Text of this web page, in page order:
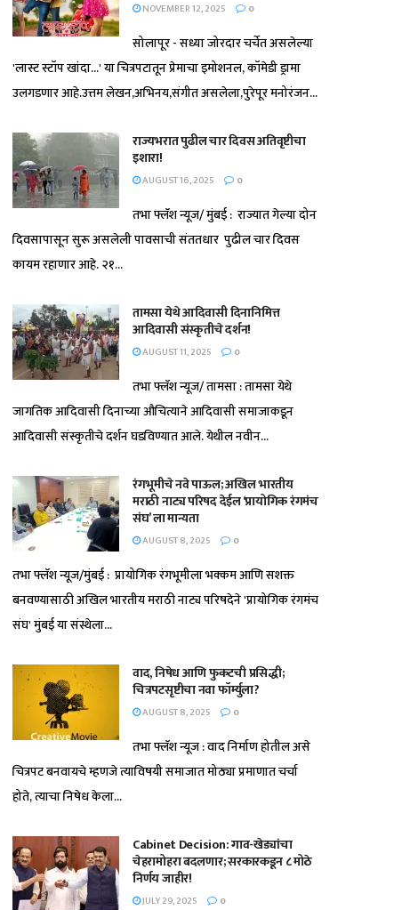
NOVEMBER 12, 2025 0
सोलापूर - सध्या जोरदार चर्चेत असलेल्या
'लास्ट स्टॉप खांदा...' या चित्रपटातून प्रेमाचा इमोशनल, कॉमेडी ड्रामा
उलगडणार आहे.उत्तम लेखन,अभिनय,संगीत असलेला,पुरेपूर मनोरंजन...
राज्यभरात पुढील चार दिवस अतिवृष्टीचा
इशारा!
AUGUST 16, 2025 0
तभा फ्लॅश न्यूज/ मुंबई : राज्यात गेल्या दोन
दिवसापासून सुरू असलेली पावसाची संततधार पुढील चार दिवस
कायम रहाणार आहे. २१...
तामसा येथे आदिवासी दिनानिमित्त
आदिवासी संस्कृतीचे दर्शन!
AUGUST 11, 2025 0
तभा फ्लॅश न्यूज/ तामसा : तामसा येथे
जागतिक आदिवासी दिनाच्या औचित्याने आदिवासी समाजाकडून
आदिवासी संस्कृतीचे दर्शन घडविण्यात आले. येथील नवीन...
रंगभूमीचे नवे पाऊल; अखिल भारतीय
मराठी नाट्य परिषद देईल ‘प्रायोगिक रंगमंच
संघ’ ला मान्यता
AUGUST 8, 2025 0
तभा फ्लॅश न्यूज/मुंबई : प्रायोगिक रंगभूमीला भक्कम आणि सशक्त
बनवण्यासाठी अखिल भारतीय मराठी नाट्य परिषदेने 'प्रायोगिक रंगमंच
संघ' मुंबई या संस्थेला...
वाद, निषेध आणि फुकटची प्रसिद्धी;
चित्रपटसृष्टीचा नवा फॉर्म्युला?
AUGUST 8, 2025 0
तभा फ्लॅश न्यूज : वाद निर्माण होतील असे
चित्रपट बनवायचे म्हणजे त्याविषयी समाजात मोठ्या प्रमाणात चर्चा
होते, त्याचा निषेध केला...
Cabinet Decision: गाव-खेड्यांचा
चेहरामोहरा बदलणार; सरकारकडून ८ मोठे
निर्णय जाहीर!
JULY 29, 2025 0